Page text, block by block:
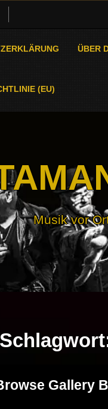
ÜBER
(EU)
Musik vor
Gallery